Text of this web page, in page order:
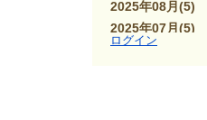
2025年08月 (5)
2025年07月 (5)
2025年06月
ログイン